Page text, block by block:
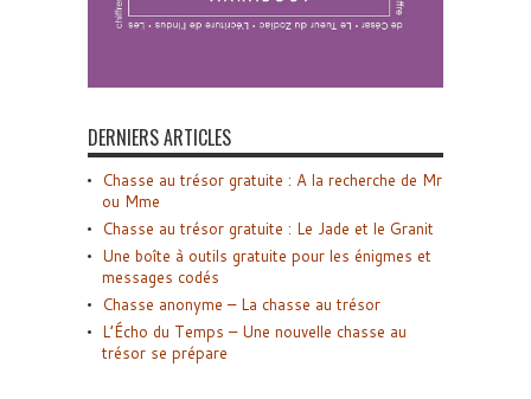
DERNIERS ARTICLES
Chasse au trésor gratuite : A la recherche de Mr
ou Mme
Chasse au trésor gratuite : Le Jade et le Granit
Une boîte à outils gratuite pour les énigmes et
messages codés
Chasse anonyme – La chasse au trésor
L’Écho du Temps – Une nouvelle chasse au
trésor se prépare